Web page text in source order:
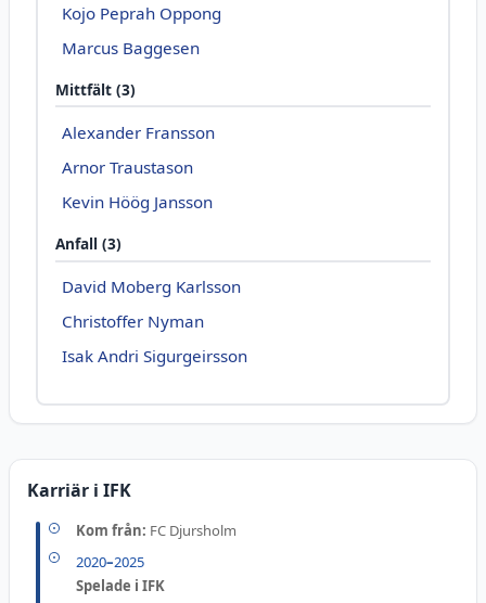
Kojo Peprah Oppong
Marcus Baggesen
Mittfält (3)
Alexander Fransson
Arnor Traustason
Kevin Höög Jansson
Anfall (3)
David Moberg Karlsson
Christoffer Nyman
Isak Andri Sigurgeirsson
Karriär i IFK
Kom från: FC Djursholm
2020–2025
Spelade i IFK